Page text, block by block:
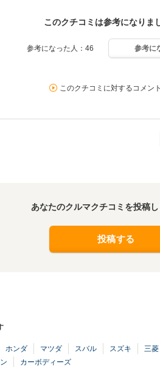
このクチコミは参考になりま
参考になった人：46 参考に
このクチコミに対するコメン
あなたのクルマクチコミを投稿し
投稿する
ホンダ マツダ スバル スズキ 三菱
カーボディーズ